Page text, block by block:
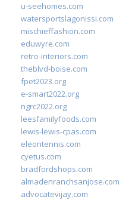
u-seehomes.com
watersportslagonissi.com
mischieffashion.com
eduwyre.com
retro-interiors.com
theblvd-boise.com
fpet2023.org
e-smart2022.org
ngrc2022.org
leesfamilyfoods.com
lewis-lewis-cpas.com
eleontennis.com
cyetus.com
bradfordshops.com
almadenranchsanjose.com
advocatevijay.com